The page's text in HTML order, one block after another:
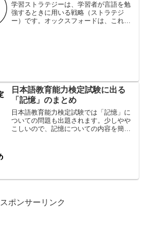
学習ストラテジーは、学習者が言語を勉
強するときに用いる戦略（ストラテジ
ー）です。オックスフォードは、これを
日本語教育能力検定試験に出る
「記憶」のまとめ
日本語教育能力検定試験では「記憶」に
ついての問題も出題されます。少しやや
こしいので、記憶についての内容を簡単
スポンサーリンク